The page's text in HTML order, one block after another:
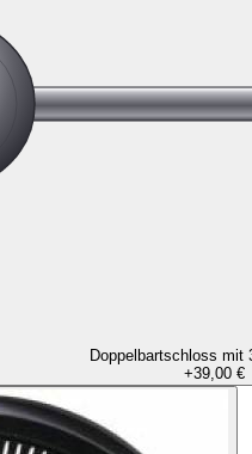
Doppelbartschloss mit
+39,00 €